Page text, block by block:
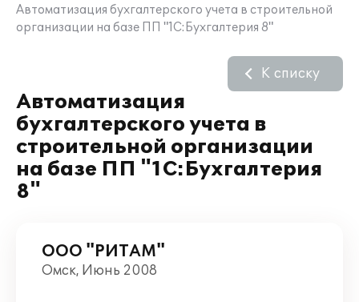
Автоматизация бухгалтерского учета в строительной
организации на базе ПП "1С:Бухгалтерия 8"
Автоматизация
бухгалтерского учета в
строительной организации
на базе ПП "1С:Бухгалтерия
8"
К списку
ООО "РИТАМ"
Омск, Июнь 2008